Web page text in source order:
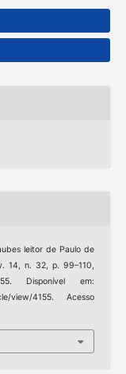
leitor de Paulo de
14, n. 32, p. 99–110,
Disponível em:
view/4155. Acesso